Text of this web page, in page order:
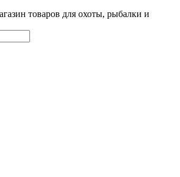
товаров для охоты, рыбалки и